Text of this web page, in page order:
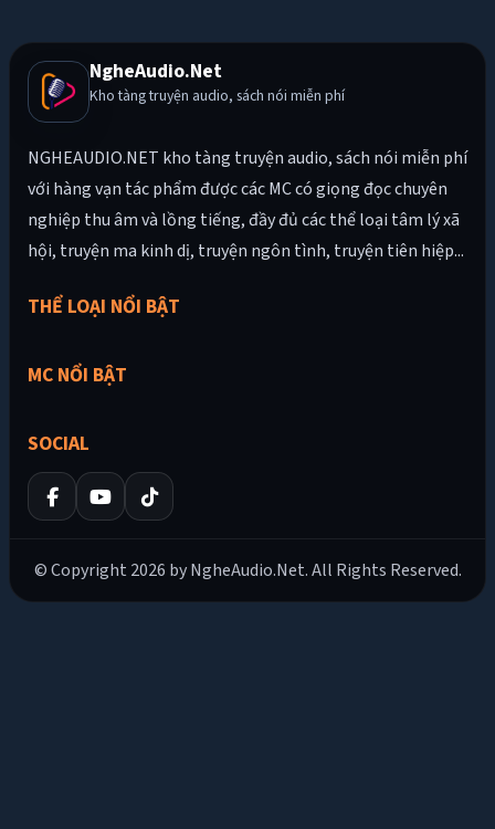
NgheAudio.Net
Kho tàng truyện audio, sách nói miễn phí
NGHEAUDIO.NET kho tàng truyện audio, sách nói miễn phí
với hàng vạn tác phẩm được các MC có giọng đọc chuyên
nghiệp thu âm và lồng tiếng, đầy đủ các thể loại tâm lý xã
hội, truyện ma kinh dị, truyện ngôn tình, truyện tiên hiệp...
THỂ LOẠI NỔI BẬT
MC NỔI BẬT
SOCIAL
© Copyright 2026 by NgheAudio.Net. All Rights Reserved.